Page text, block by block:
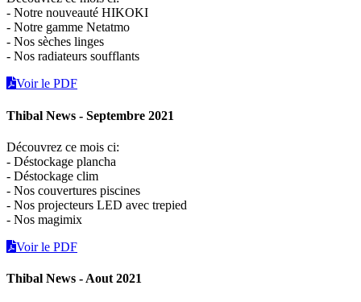
- Notre nouveauté HIKOKI
- Notre gamme Netatmo
- Nos sèches linges
- Nos radiateurs soufflants
Voir le PDF
Thibal News - Septembre 2021
Découvrez ce mois ci:
- Déstockage plancha
- Déstockage clim
- Nos couvertures piscines
- Nos projecteurs LED avec trepied
- Nos magimix
Voir le PDF
Thibal News - Aout 2021